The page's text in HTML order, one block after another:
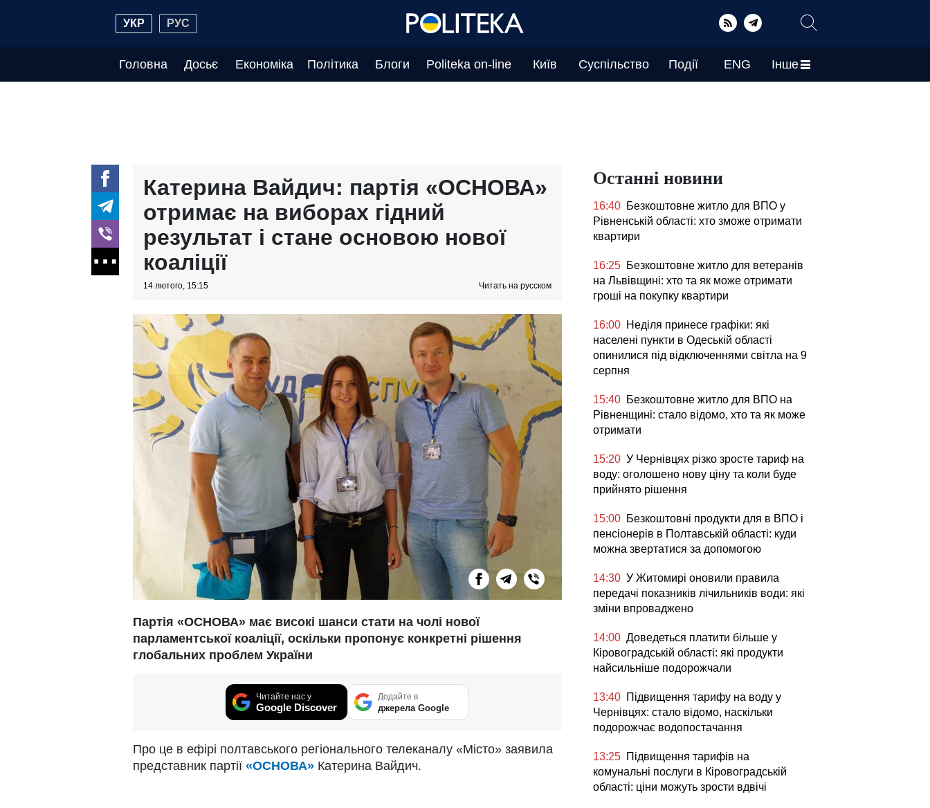
УКР РУС
Головна Досьє Економіка Політика Блоги Politeka on-line Київ Суспільство Події ENG Інше
Катерина Вайдич: партія «ОСНОВА»
отримає на виборах гідний
результат і стане основою нової
коаліції
14 лютого, 15:15 Читать на русском
Партія «ОСНОВА» має високі шанси стати на чолі нової
парламентської коаліції, оскільки пропонує конкретні рішення
глобальних проблем України
Читайте нас у
Google Discover
Додайте в
джерела Google
Про це в ефірі полтавського регіонального телеканалу «Місто» заявила
представник партії «ОСНОВА» Катерина Вайдич.
Останні новини
16:40 Безкоштовне житло для ВПО у
Рівненській області: хто зможе отримати
квартири
16:25 Безкоштовне житло для ветеранів
на Львівщині: хто та як може отримати
гроші на покупку квартири
16:00 Неділя принесе графіки: які
населені пункти в Одеській області
опинилися під відключеннями світла на 9
серпня
15:40 Безкоштовне житло для ВПО на
Рівненщині: стало відомо, хто та як може
отримати
15:20 У Чернівцях різко зросте тариф на
воду: оголошено нову ціну та коли буде
прийнято рішення
15:00 Безкоштовні продукти для в ВПО і
пенсіонерів в Полтавській області: куди
можна звертатися за допомогою
14:30 У Житомирі оновили правила
передачі показників лічильників води: які
зміни впроваджено
14:00 Доведеться платити більше у
Кіровоградській області: які продукти
найсильніше подорожчали
13:40 Підвищення тарифу на воду у
Чернівцях: стало відомо, наскільки
подорожчає водопостачання
13:25 Підвищення тарифів на
комунальні послуги в Кіровоградській
області: ціни можуть зрости вдвічі